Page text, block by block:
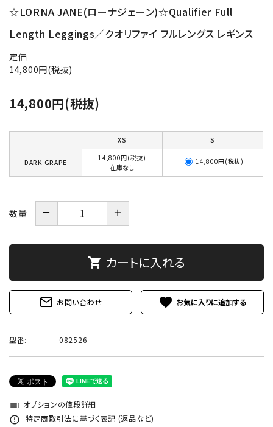
☆LORNA JANE(ローナジェーン)☆Qualifier Full
Length Leggings／クオリファイ フルレングス レギンス
定価
14,800円(税抜)
14,800円(税抜)
XS S
DARK GRAPE
14,800円(税抜)
在庫なし
14,800円(税抜)
数量 － ＋
shopping_cart カートに入れる
mail_outline お問い合わせ favorite
型番: 082526
toc オプションの値段詳細
error_outline 特定商取引法に基づく表記 (返品など)